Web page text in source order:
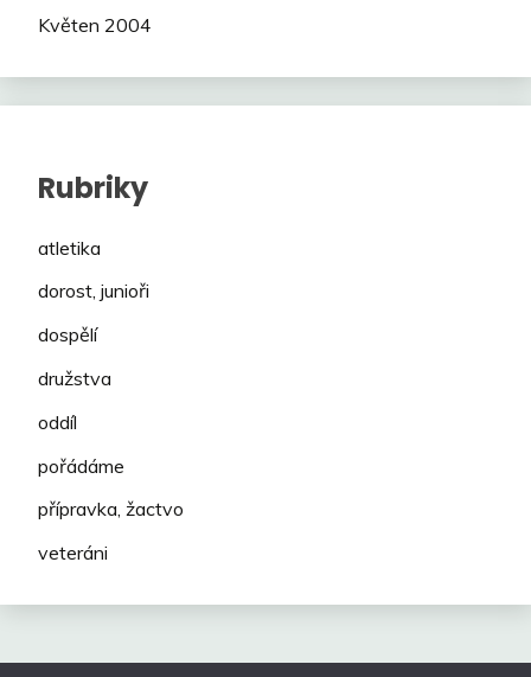
Květen 2004
Rubriky
atletika
dorost, junioři
dospělí
družstva
oddíl
pořádáme
přípravka, žactvo
veteráni